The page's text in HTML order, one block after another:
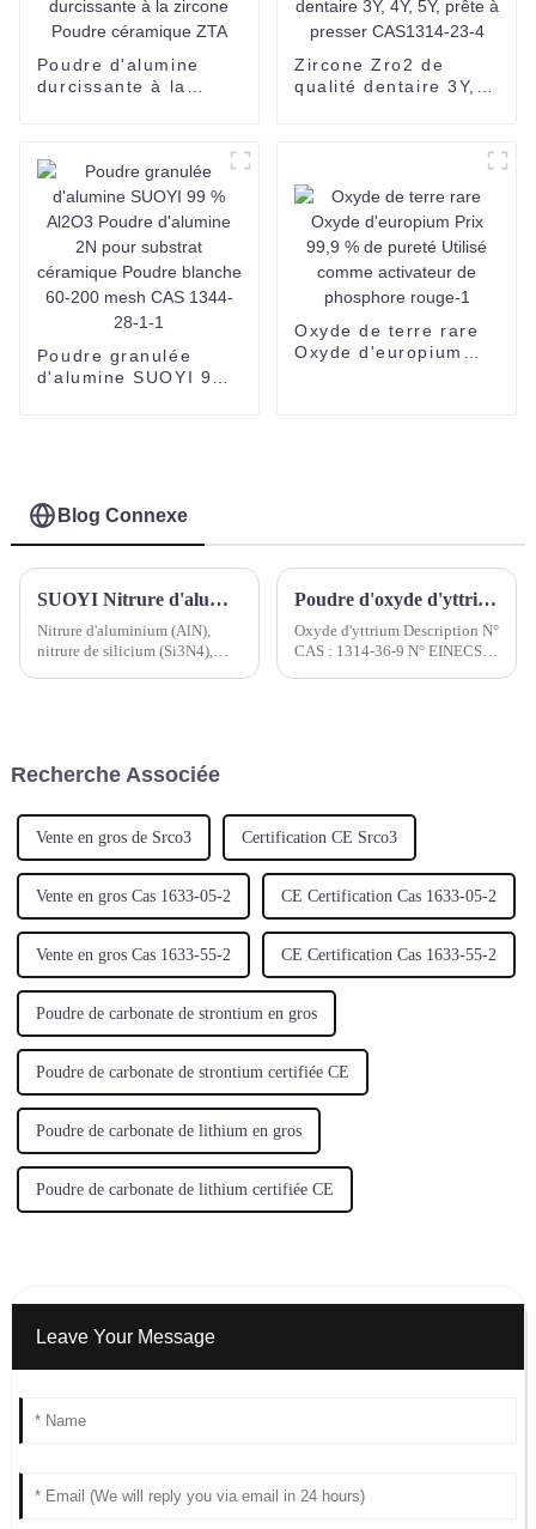
pureté lanthane
métal 99,9% pureté
Poudre d'alumine
durcissante à la
Zircone Zro2 de
qualité dentaire 3Y,
Poudre granulée
d'alumine SUOYI 99
28-1-1
Oxyde de terre rare
Oxyde d'europium
Blog Connexe
SUOYI Nitrure d'aluminium (AlN), nitrure de silicium (Si3N4), nitrure de bore (BN), nitrure de titane (TiN) et nitrure de zirconium (ZrN)
Nitrure d'aluminium (AlN),
nitrure de silicium (Si3N4),
Poudre d'oxyde d'yttrium
Oxyde d'yttrium Description N°
CAS : 1314-36-9 N° EINECS :
Recherche Associée
Vente en gros de Srco3 Certification CE Srco3
Vente en gros Cas 1633-05-2 CE Certification Cas 1633-05-2
Vente en gros Cas 1633-55-2 CE Certification Cas 1633-55-2
Poudre de carbonate de strontium en gros
Poudre de carbonate de strontium certifiée CE
Poudre de carbonate de lithium en gros
Poudre de carbonate de lithium certifiée CE
Leave Your Message